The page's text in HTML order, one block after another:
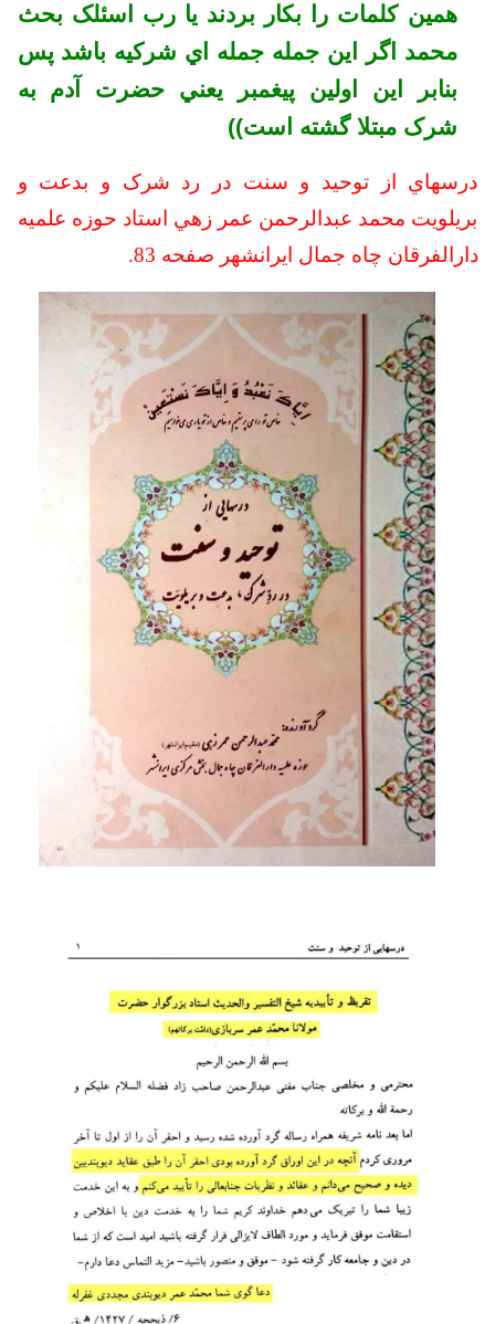
همين کلمات را بکار بردند يا رب اسئلک بحث
محمد اگر اين جمله جمله اي شرکيه باشد پس
بنابر اين اولين پيغمبر يعني حضرت آدم به
شرک مبتلا گشته است))
درسهاي از توحيد و سنت در رد شرک و بدعت و
بریلویت محمد عبدالرحمن عمر زهي استاد حوزه علميه
دارالفرقان چاه جمال ايرانشهر صفحه 83.